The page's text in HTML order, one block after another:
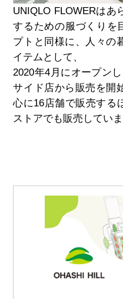
UNIQLO FLOWERはあ
するための服づくりを
プトと同様に、人々の
イテムとして、
2020年4 月にオープンし
サイド店から販売を開
心に16店舗で販売する
ストアでも販売していま